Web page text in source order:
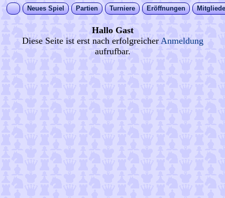
Neues Spiel Partien Turniere Eröffnungen
Hallo Gast
Diese Seite ist erst nach erfolgreicher Anmeldung
aufrufbar.